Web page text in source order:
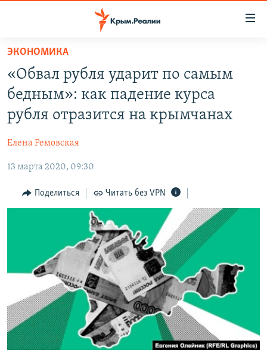
Вернуться
основному
содержанию
Вернутся
главной
Вернутся
поиску
НОВОСТИ
СПЕЦПРОЕКТЫ
ГРУЗ 200
ВОДА
ЕЩЕ
ИНТЕРАКТИВ
ИНФОГРАФИКА
ТЕЛЕПРОЕКТ КРЫМ.РЕАЛИИ
СОВЕТЫ ПРАВОЗАЩИТНИКОВ
ПРОПАВШИЕ БЕЗ ВЕСТИ
ПОБЕДИТЕЛЕЙ НЕ СУДЯТ?
КРЫМ.НЕПОКОРЕННЫЙ
ELIFBE
УКРАИНСКАЯ ПРОБЛЕМА КРЫМА
РАДІО СВОБОДА
КАК ОБОЙТИ БЛОКИРОВКУ
ПРИСОЕДИНЯЙТЕСЬ!
ЭКОНОМИКА
«Обвал рубля ударит по самым
бедным»: как падение курса
рубля отразится на крымчанах
Елена Ремовская
13 марта 2020, 09:30
Поделиться Читать без VPN